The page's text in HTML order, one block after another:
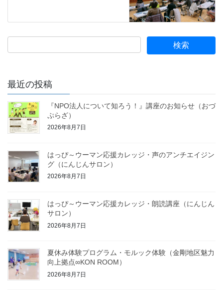
最近の投稿
『NPO法人について知ろう！』講座のお知らせ（おづ
ぷらざ）
2026年8月7日
はっぴ～ウーマン応援カレッジ・声のアンチエイジン
グ（にんじんサロン）
2026年8月7日
はっぴ～ウーマン応援カレッジ・朗読講座（にんじん
サロン）
2026年8月7日
夏休み体験プログラム・モルック体験（金剛地区魅力
向上拠点∞KON ROOM）
2026年8月7日